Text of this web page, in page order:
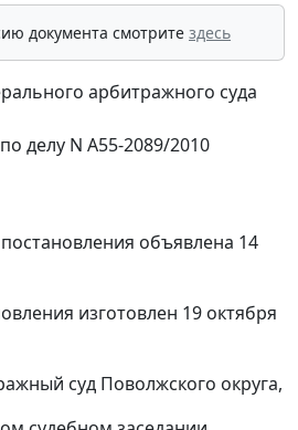
документа смотрите здесь
арбитражного суда
делу N А55-2089/2010
объявлена 14
изготовлен 19 октября
суд Поволжского округа,